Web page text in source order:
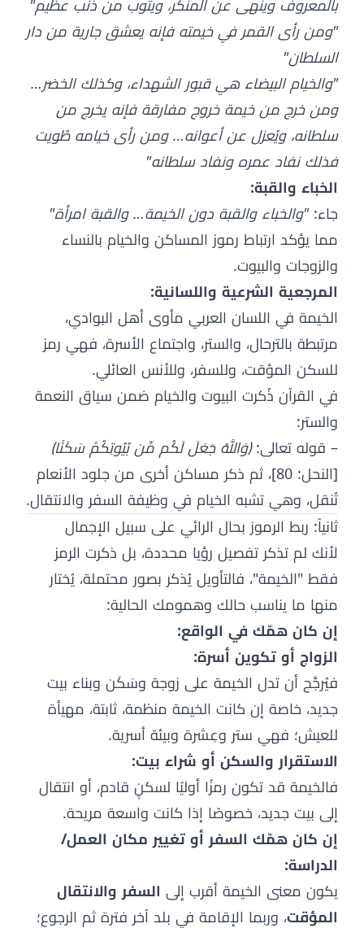
"ومن رأى القمر في خيمته فإنه يعشق جارية من دار
السلطان"
"والخيام البيضاء هي قبور الشهداء، وكذلك الخضر…
ومن خرج من خيمة خروج مفارقة فإنه يخرج من
سلطانه، ويُعزل عن أعوانه… ومن رأى خيامه طُويت
فذلك نفاد عمره ونفاد سلطانه"
الخباء والقبة:
جاء:"والخباء والقبة دون الخيمة… والقبة امرأة"
مما يؤكد ارتباط رموز المساكن والخيام بالنساء
والزوجات والبيوت.
المرجعية الشرعية واللسانية:
الخيمة في اللسان العربي مأوى أهل البوادي،
مرتبطة بالترحال، والستر، واجتماع الأسرة، فهي رمز
للسكن المؤقت، وللسفر، وللأنس العائلي.
في القرآن ذُكرت البيوت والخيام ضمن سياق النعمة
والستر:
– قوله تعالى:﴿وَاللَّهُ جَعَلَ لَكُم مِّن بُيُوتِكُمْ سَكَنًا﴾
[النحل: 80]، ثم ذكر مساكن أخرى من جلود الأنعام
تُنقل، وهي تشبه الخيام في وظيفة السفر والانتقال.
ثانياً: ربط الرموز بحال الرائي على سبيل الإجمال
لأنك لم تذكر تفصيل رؤيا محددة، بل ذكرت الرمز
فقط "الخيمة"، فالتأويل يُذكر بصور محتملة، يُختار
منها ما يناسب حالك وهمومك الحالية:
إن كان همّك في الواقع:
الزواج أو تكوين أسرة:
فيُرجَّح أن تدل الخيمة على زوجة وسَكَن وبناء بيت
جديد، خاصة إن كانت الخيمة منظمة، ثابتة، مهيأة
للعيش؛ فهي ستر وعِشرة وبيئة أسرية.
الاستقرار والسكن أو شراء بيت:
فالخيمة قد تكون رمزًا أوليًا لسكنٍ قادم، أو انتقال
إلى بيت جديد، خصوصًا إذا كانت واسعة مريحة.
إن كان همّك السفر أو تغيير مكان العمل/
الدراسة:
يكون معنى الخيمة أقرب إلى السفر والانتقال
المؤقت، وربما الإقامة في بلد آخر فترة ثم الرجوع؛